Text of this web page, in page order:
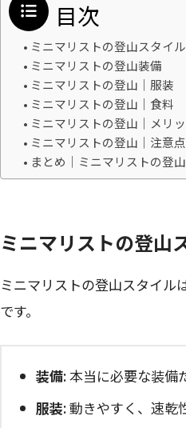
目次
ミニマリストの登山スタイル
ミニマリストの登山装備
ミニマリストの登山｜服装
ミニマリストの登山｜食料
ミニマリストの登山｜メリ
ミニマリストの登山｜注意点
まとめ｜ミニマリストの登
ミニマリストの登山
ミニマリストの登山スタイル
です。
装備: 本当に必要な装備
服装: 動きやすく、速乾